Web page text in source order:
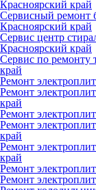
Красноярский край
Сервисный ремонт
Красноярский край
Сервис центр
Красноярский край
Сервис по ремонту
край
Ремонт
Ремонт
край
Ремонт
Ремонт
край
Ремонт
край
Ремонт
Ремонт